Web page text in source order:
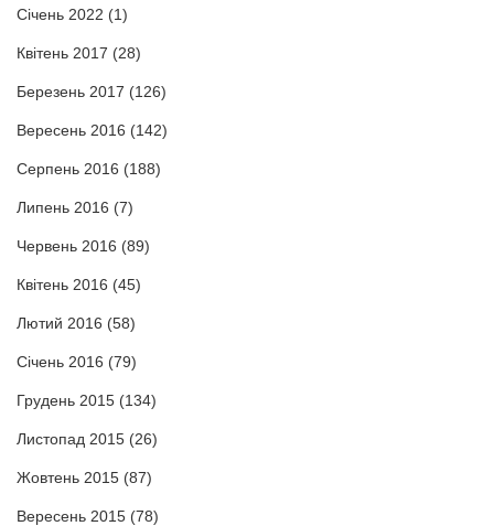
Січень 2022 (1)
Квітень 2017 (28)
Березень 2017 (126)
Вересень 2016 (142)
Серпень 2016 (188)
Липень 2016 (7)
Червень 2016 (89)
Квітень 2016 (45)
Лютий 2016 (58)
Січень 2016 (79)
Грудень 2015 (134)
Листопад 2015 (26)
Жовтень 2015 (87)
Вересень 2015 (78)